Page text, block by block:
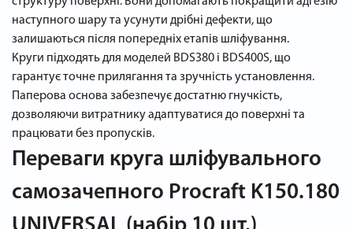
наступного шару та усунути дрібні дефекти, що
залишаються після попередніх етапів шліфування.
Круги підходять для моделей BDS380 і BDS400S, що
гарантує точне прилягання та зручність установлення.
Паперова основа забезпечує достатню гнучкість,
дозволяючи витратнику адаптуватися до поверхні та
працювати без пропусків.
Переваги круга шліфувального
самозачепного Procraft K150.180